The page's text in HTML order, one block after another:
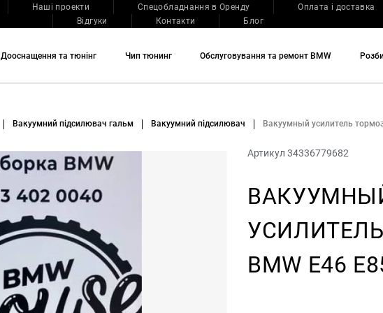
Наші проекти Спецобладнання в Оренду
Оплата і доставка
Відгуки
Контакти Блог
Дооснащення та тюнінг Чип тюнинг Обслуговування та ремонт BMW
Вакуумний підсилювач гальм Вакуумний підсилювач Вакуумный усилитель
Артикул 34336779682
BMW E46